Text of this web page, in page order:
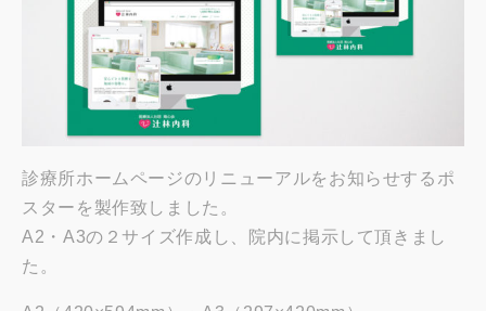
診療所ホームページのリニューアルをお知らせするポ
スターを製作致しました。
A2・A3の２サイズ作成し、院内に掲示して頂きまし
た。